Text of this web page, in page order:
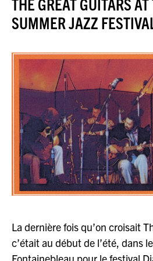
JAZZENDA
SUMMER JAZZ
La dernière fois qu’on croisait
c’était au début de l’été, dans